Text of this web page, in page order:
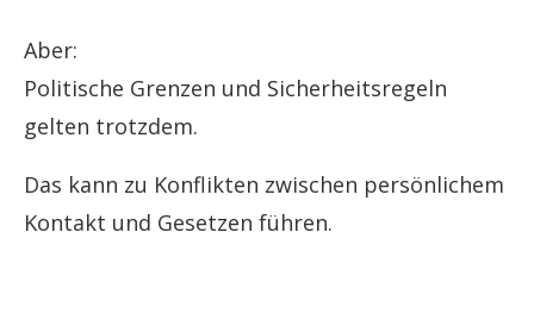
Aber:
Politische Grenzen und Sicherheitsregeln
gelten trotzdem.
Das kann zu Konflikten zwischen persönlichem
Kontakt und Gesetzen führen.